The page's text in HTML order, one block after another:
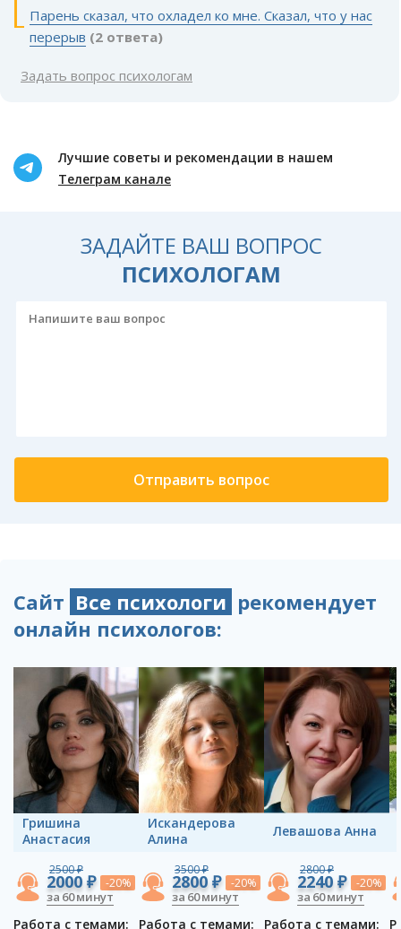
Парень сказал, что охладел ко мне. Сказал, что у нас
перерыв (2 ответа)
Задать вопрос психологам
Лучшие советы и рекомендации в нашем
Телеграм канале
ЗАДАЙТЕ ВАШ ВОПРОС
ПСИХОЛОГАМ
Сайт Все психологи рекомендует
онлайн психологов:
Гришина
Анастасия
2500 ₽
2000 ₽ -20%
за 60 минут
Работа с темами:
Искандерова
Алина
3500 ₽
2800 ₽ -20%
за 60 минут
Работа с темами:
Левашова Анна
2800 ₽
2240 ₽ -20%
за 60 минут
Работа с темами: